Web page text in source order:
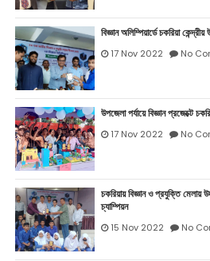
বিজ্ঞান অলিম্পিয়ার্ডে চকরিয়া
17 Nov 2022 No
উপজেলা পর্যায়ে বিজ্ঞান প্রজেক্টে
17 Nov 2022 No
চকরিয়ায় বিজ্ঞান ও প্রযুক্তি মেলায়
চ্যাম্পিয়ন
15 Nov 2022 No